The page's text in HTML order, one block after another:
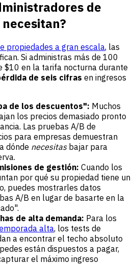
de
propiedades a gran escala, las
Si administras más de 100
$10 en la tarifa nocturna durante
de seis cifras en ingresos
de los descuentos": Muchos
los precios demasiado pronto
Las pruebas A/B de
para empresas demuestran
dónde necesitasbajar para
de gestión: Cuando los
por qué su propiedad tiene un
puedes mostrarles datos
A/B en lugar de basarte en la
de alta demanda: Para los
alta, los tests de
a encontrar el techo absoluto
están dispuestos a pagar,
el máximo ingreso